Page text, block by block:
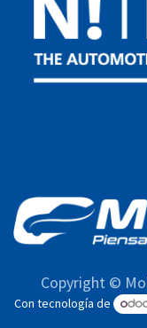
Copyright ©
Con tecnología de